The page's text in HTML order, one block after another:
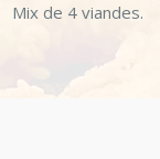
Mix de 4 viandes.